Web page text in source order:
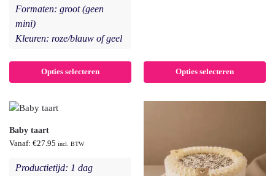
Formaten: groot (geen
mini)
Kleuren: roze/blauw of geel
Opties selecteren Opties selecteren
Baby taart
Vanaf: €27.95 incl. BTW
Productietijd: 1 dag